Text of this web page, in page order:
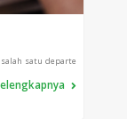
salah satu departe